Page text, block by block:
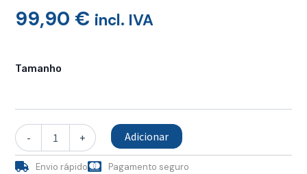
99,90 € incl. IVA
Tamanho
-
de
Azul
+ Adicionar
Envio rápido
Pagamento seguro